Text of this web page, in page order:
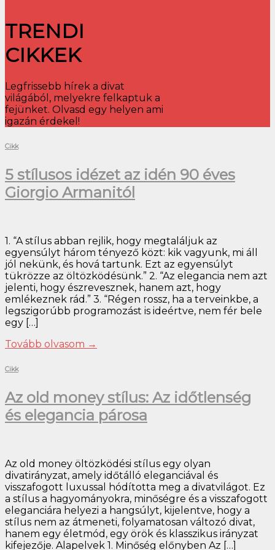
TRENDI
CIKKEK
Legfrissebb hírek a divat
világából, melyekre felkaptuk a
fejünket. Olvasd egy helyen ami
igazán érdekel!
Cikk
5 stílusos idézet az idén 90 éves
Giorgio Armanitól
1. “A stílus abban rejlik, hogy megtaláljuk az
egyensúlyt három tényező közt: kik vagyunk, mi áll
jól nekünk, és hová tartunk. Ezt az egyensúlyt
tükrözze az öltözködésünk.” 2. “Az elegancia nem azt
jelenti, hogy észrevesznek, hanem azt, hogy
emlékeznek rád.” 3. “Régen rossz, ha a terveinkbe, a
legszigorúbb programozást is ideértve, nem fér bele
egy […]
Tovább olvasom →
Cikk
Az old money stílus: Az időtlenség
és elegancia párosa
Az old money öltözködési stílus egy olyan
divatirányzat, amely időtálló eleganciával és
visszafogott luxussal hódította meg a divatvilágot. Ez
a stílus a hagyományokra, minőségre és a visszafogott
eleganciára helyezi a hangsúlyt, kijelentve, hogy a
stílus nem az átmeneti, folyamatosan változó divat,
hanem egy életmód, egy örök és klasszikus irányzat
kifejezője. Alapelvek 1. Minőség előnyben Az […]